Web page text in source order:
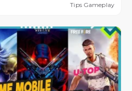
Tips Gameplay